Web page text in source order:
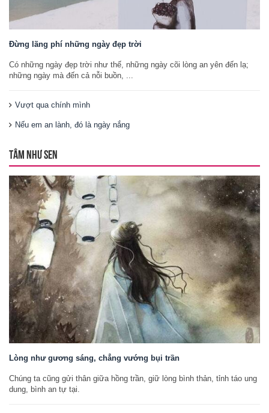
Đừng lãng phí những ngày đẹp trời
Có những ngày đẹp trời như thế, những ngày cõi lòng an yên đến lạ;
những ngày mà đến cả nỗi buồn, ...
Vượt qua chính mình
Nếu em an lành, đó là ngày nắng
TÂM NHƯ SEN
Lòng như gương sáng, chẳng vướng bụi trần
Chúng ta cũng gửi thân giữa hồng trần, giữ lòng bình thản, tỉnh táo ung
dung, bình an tự tại.